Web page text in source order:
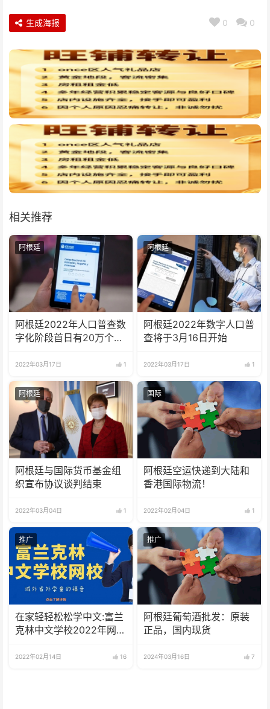
0 0
生成海报
相关推荐
阿根廷
阿根廷2022年人口普查数
字化阶段首日有20万个家
2022年03月17日 1
阿根廷
​阿根廷2022年数字人口普
查将于3月16日开始
2022年03月17日 1
阿根廷
阿根廷与国际货币基金组
织宣布协议谈判结束
2022年03月04日 1
国际
阿根廷空运快递到大陆和
香港国际物流！
2022年02月04日 1
推广
在家轻轻松松学中文:富兰
克林中文学校2022年网校
2022年02月14日 16
推广
阿根廷葡萄酒批发：原装
正品，国内现货
2024年03月16日 7